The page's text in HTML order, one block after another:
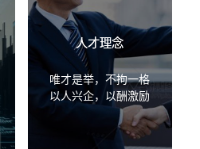
人才理念
唯才是举，不拘一格
以人兴企，以酬激励